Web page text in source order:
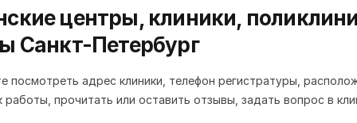
центры, клиники,
Санкт-Петербург
посмотреть адрес клиники, телефон регистратуры,
работы, прочитать или оставить отзывы, задать вопрос в